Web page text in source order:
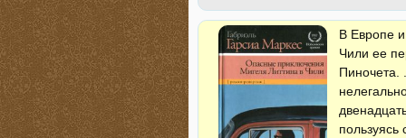
В Европе
Чили ее
Пиночета.